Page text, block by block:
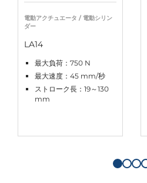
電動アクチュエータ / 電動シリン
ダー
LA14
最大負荷：750 N
最大速度：45 mm/秒
ストローク長：19～130
mm